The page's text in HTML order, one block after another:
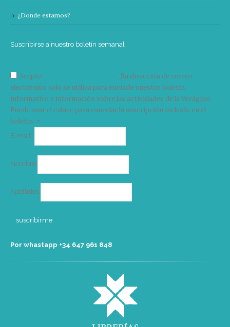
¿Donde estamos?
Suscribirse a nuestro boletín semanal
Acepto
Su dirección de correo
electrónico solo se utiliza para enviarle nuestro boletín
informativo e información sobre las actividades de la Vorágine.
Puede usar el enlace para cancelar la suscripción incluido en el
boletín. >
E-mail*
Nombre
Apellidos
Por whastapp +34 ‭647 961 848‬